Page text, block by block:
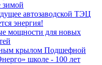
зимой
автозаводской ТЭЦ
энергия!
мощности для новых
крылом Подшефной
школе - 100 лет